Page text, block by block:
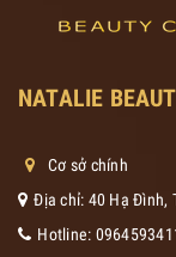
NATALIE
Cơ sở chính
Địa chỉ: 40 Hạ Đình,
Hotline: